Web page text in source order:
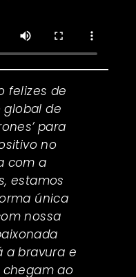
felizes de
global de
para
no
com a
estamos
única
nossa
a bravura e
ao